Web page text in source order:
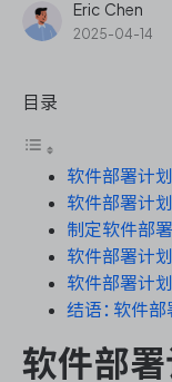
测试管理
研发效能管理
DevOps
资源和工时管理
Eric Chen
2025-04-14
目录
软件部署计
软件部署计
制定软件部
软件部署计
软件部署计
结语：软件
软件部署